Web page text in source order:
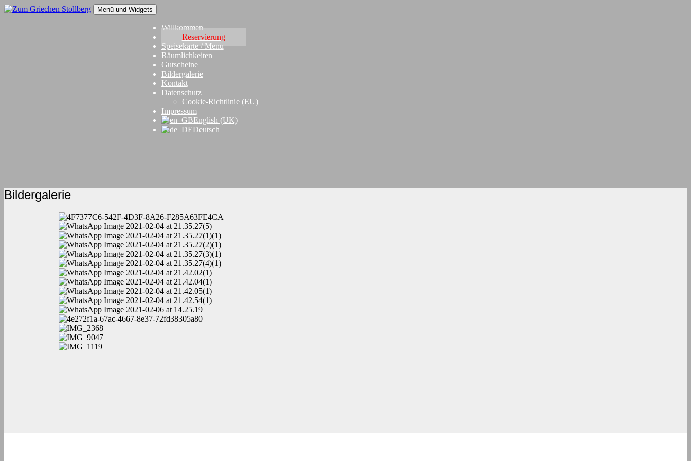
Springe
Menü und Widgets
Willkommen
Reservierung
Speisekarte / Menu
Räumlichkeiten
Gutscheine
Bildergalerie
Kontakt
Datenschutz
Cookie-Richtlinie (EU)
Impressum
English (UK)
Deutsch
Bildergalerie